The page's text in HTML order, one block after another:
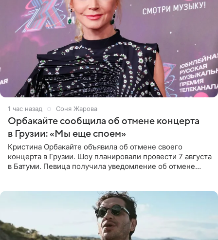
1 час назад Соня Жарова
Орбакайте сообщила об отмене концерта
в Грузии: «Мы еще споем»
Кристина Орбакайте объявила об отмене своего
концерта в Грузии. Шоу планировали провести 7 августа
в Батуми. Певица получила уведомление об отмене